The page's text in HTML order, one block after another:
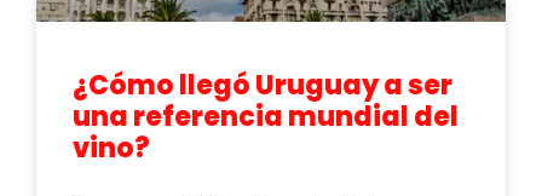
¿Cómo llegó Uruguay a ser
una referencia mundial del
vino?